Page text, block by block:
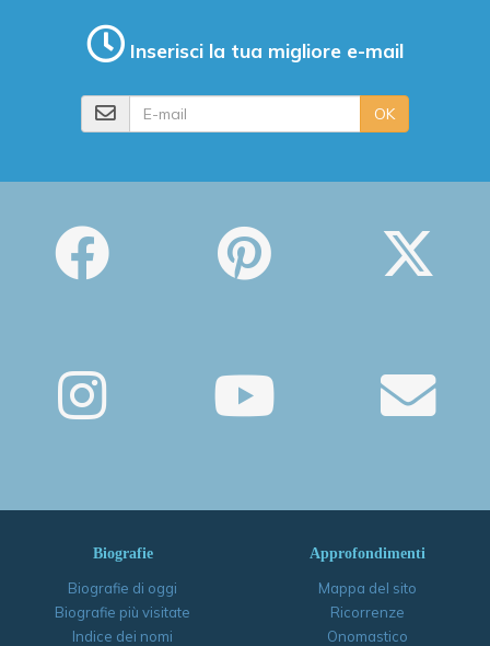
Inserisci la tua migliore e-mail
OK
Biografie
Biografie di oggi
Biografie più visitate
Indice dei nomi
Approfondimenti
Mappa del sito
Ricorrenze
Onomastico